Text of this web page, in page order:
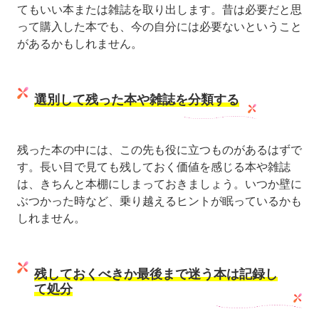
てもいい本または雑誌を取り出します。昔は必要だと思
って購入した本でも、今の自分には必要ないということ
があるかもしれません。
選別して残った本や雑誌を分類する
残った本の中には、この先も役に立つものがあるはずで
す。長い目で見ても残しておく価値を感じる本や雑誌
は、きちんと本棚にしまっておきましょう。いつか壁に
ぶつかった時など、乗り越えるヒントが眠っているかも
しれません。
残しておくべきか最後まで迷う本は記録し
て処分